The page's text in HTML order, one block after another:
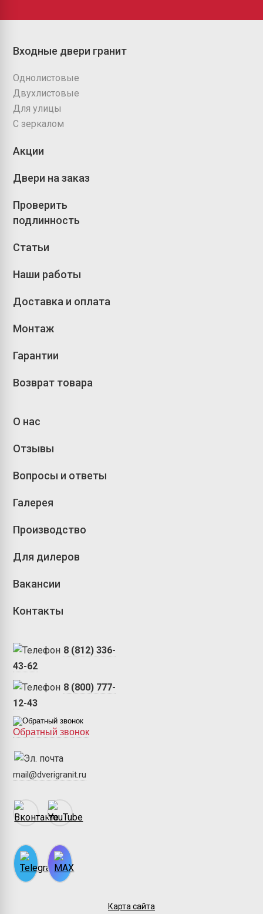
Входные двери гранит
Однолистовые
Двухлистовые
Для улицы
С зеркалом
Акции
Двери на заказ
Проверить
подлинность
Статьи
Наши работы
Доставка и оплата
Монтаж
Гарантии
Возврат товара
О нас
Отзывы
Вопросы и ответы
Галерея
Производство
Для дилеров
Вакансии
Контакты
8 (812) 336-
43-62
8 (800) 777-
12-43
Обратный звонок
mail@dverigranit.ru
Карта сайта